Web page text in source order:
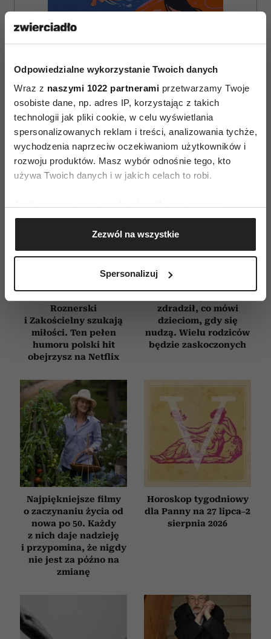
Odpowiedzialne wykorzystanie Twoich danych
Wraz z naszymi 1022 partnerami przetwarzamy Twoje
osobiste dane, np. adres IP, korzystając z takich
technologii jak pliki cookie, w celu wyświetlania
spersonalizowanych reklam i treści, analizowania tychże,
wychodzenia naprzeciw oczekiwaniom użytkowników i
rozwoju produktów. Masz wybór odnośnie tego, kto
używa Twoich danych i w jakich celach to robi.
Gromadzić dane dotyczące Twojej lokalizacji
geograficznej z dokładnością nawet do kilku metrów
Identyfikować Twoje urządzenie, aktywnie
(fingerprinting, czyli wirtualny odcisk palca)
dane są przetwarzane oraz ustaw własne preferencje w
sekcji szczegółów. W Deklaracji plików cookie możesz
zmienić lub wycofać swoją zgodę w dowolnej chwili.
i reklam, aby oferować funkcje społecznościowe i
analizować ruch w naszej witrynie. Informacje o tym, jak
korzystasz z naszej witryny, udostępniamy partnerom
społecznościowym, reklamowym i analitycznym.
Partnerzy mogą połączyć te informacje z innymi danymi
otrzymanymi od Ciebie lub uzyskanymi podczas
korzystania z ich usług.
Zezwól na wszystkie
Spersonalizuj
ZAMÓW
E-WYDANIE
Roznerski
i Zakościelny szukają
miłości. Ten pełen
humoru polski hit
obejrzysz na Netflix
zdradził, co mówi
dzieciom, gdy się
nudzą. Wielu rodziców
będzie zaskoczonych
Najpiękniejsze filmy
o zaczynaniu życia od
nowa po 50. Każdy
z nich daje nadzieję
i przypomina, że nigdy
nie jest za późno na
zmianę
Horoskop tygodniowy
dla Panny na 27 lipca–2
sierpnia 2026